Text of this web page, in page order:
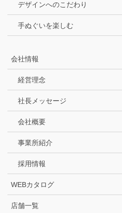
デザインへのこだわり
手ぬぐいを楽しむ
会社情報
経営理念
社長メッセージ
会社概要
事業所紹介
採用情報
WEBカタログ
店舗一覧